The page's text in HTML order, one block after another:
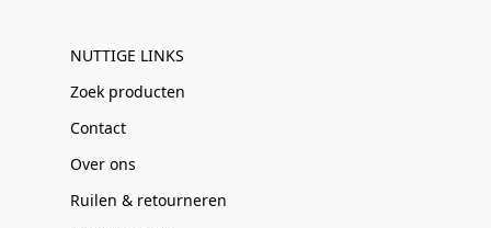
NUTTIGE LINKS
Zoek producten
Contact
Over ons
Ruilen & retourneren